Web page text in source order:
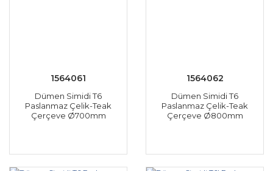
1564061
Dümen Simidi T6
Paslanmaz Çelik-Teak
Çerçeve Ø700mm
1564062
Dümen Simidi T6
Paslanmaz Çelik-Teak
Çerçeve Ø800mm